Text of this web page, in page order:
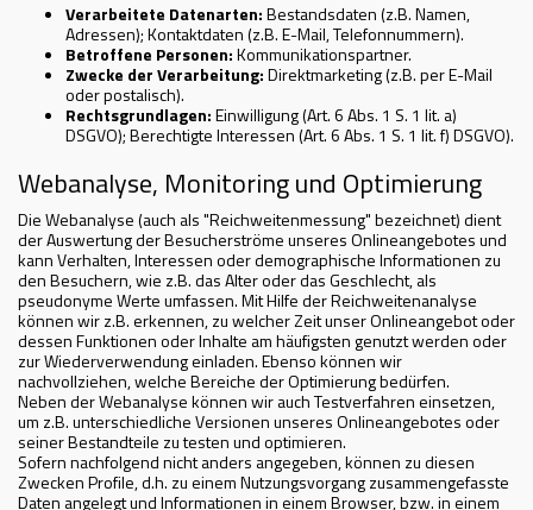
Verarbeitete Datenarten:Bestandsdaten (z.B. Namen,
Adressen); Kontaktdaten (z.B. E-Mail, Telefonnummern).
Betroffene Personen:Kommunikationspartner.
Zwecke der Verarbeitung:Direktmarketing (z.B. per E-Mail
oder postalisch).
Rechtsgrundlagen:Einwilligung (Art. 6 Abs. 1 S. 1 lit. a)
DSGVO); Berechtigte Interessen (Art. 6 Abs. 1 S. 1 lit. f) DSGVO).
Webanalyse, Monitoring und Optimierung
Die Webanalyse (auch als "Reichweitenmessung" bezeichnet) dient
der Auswertung der Besucherströme unseres Onlineangebotes und
kann Verhalten, Interessen oder demographische Informationen zu
den Besuchern, wie z.B. das Alter oder das Geschlecht, als
pseudonyme Werte umfassen. Mit Hilfe der Reichweitenanalyse
können wir z.B. erkennen, zu welcher Zeit unser Onlineangebot oder
dessen Funktionen oder Inhalte am häufigsten genutzt werden oder
zur Wiederverwendung einladen. Ebenso können wir
nachvollziehen, welche Bereiche der Optimierung bedürfen.
Neben der Webanalyse können wir auch Testverfahren einsetzen,
um z.B. unterschiedliche Versionen unseres Onlineangebotes oder
seiner Bestandteile zu testen und optimieren.
Sofern nachfolgend nicht anders angegeben, können zu diesen
Zwecken Profile, d.h. zu einem Nutzungsvorgang zusammengefasste
Daten angelegt und Informationen in einem Browser, bzw. in einem